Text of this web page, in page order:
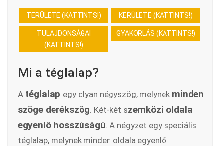
TERÜLETE (KATTINTS!) KERÜLETE (KATTINTS!)
TULAJDONSÁGAI
(KATTINTS!)
GYAKORLÁS (KATTINTS!)
Mi a téglalap?
A téglalap egy olyan négyszög, melynek minden
szöge derékszög. Két-két szemközi oldala
egyenlő hosszúságú. A négyzet egy speciális
téglalap, melynek minden oldala egyenlő